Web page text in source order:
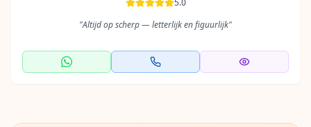
5.0
"Altijd op scherp — letterlijk en figuurlijk"